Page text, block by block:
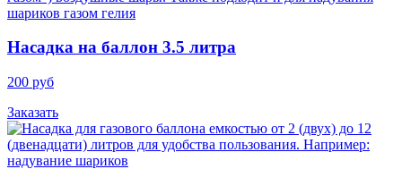
Насадка на баллон 3.5 литра
200 руб
Заказать